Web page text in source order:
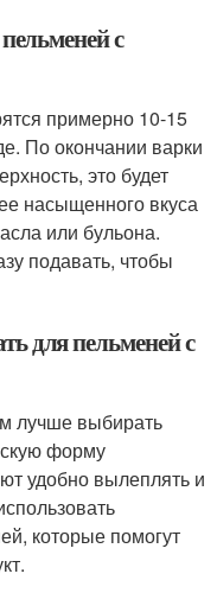
с
примерно 10-15
По окончании варки
это будет
насыщенного вкуса
или бульона.
подавать, чтобы
для пельменей с
лучше выбирать
форму
удобно вылеплять и
которые помогут